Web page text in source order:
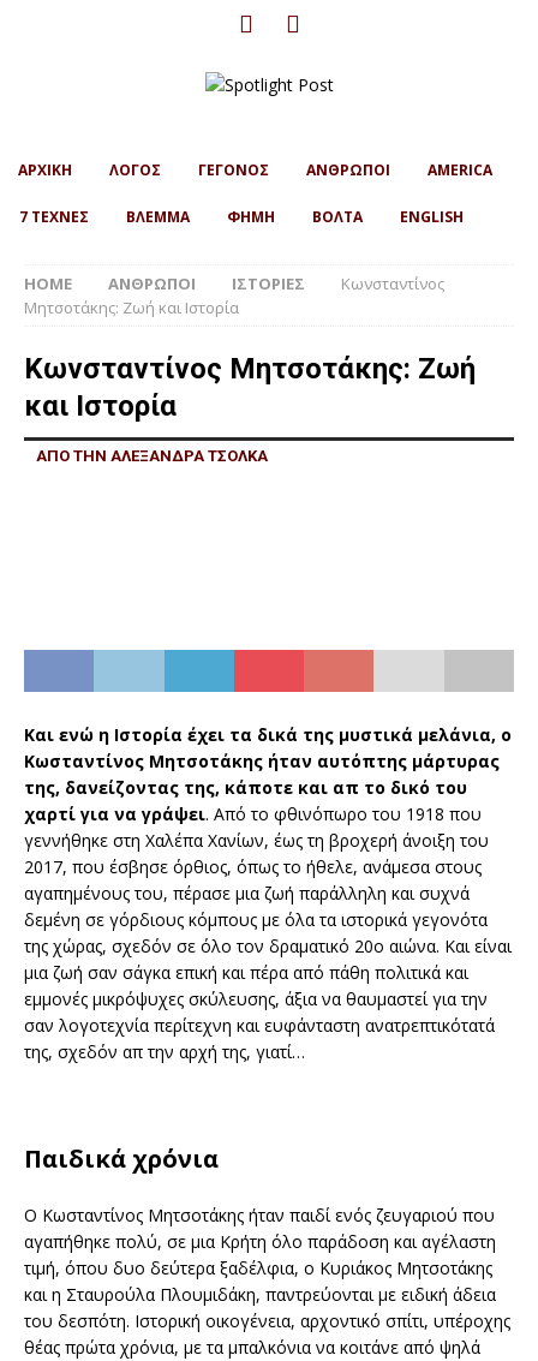
ΑΡΧΙΚΗ ΛΟΓΟΣ ΓΕΓΟΝΟΣ ΑΝΘΡΩΠΟΙ AMERICA
7 ΤΕΧΝΕΣ ΒΛΕΜΜΑ ΦΗΜΗ ΒΟΛΤΑ ENGLISH
HOME ΑΝΘΡΩΠΟΙ ΙΣΤΟΡΙΕΣ
Κωνσταντίνος
Μητσοτάκης: Ζωή και Ιστορία
Κωνσταντίνος Μητσοτάκης: Ζωή
και Ιστορία
ΑΠΟ ΤΗΝ ΑΛΕΞΑΝΔΡΑ ΤΣΟΛΚΑ
Και ενώ η Ιστορία έχει τα δικά της μυστικά μελάνια, ο
Κωσταντίνος Μητσοτάκης ήταν αυτόπτης μάρτυρας
της, δανείζοντας της, κάποτε και απ το δικό του
χαρτί για να γράψει. Από το φθινόπωρο του 1918 που
γεννήθηκε στη Χαλέπα Χανίων, έως τη βροχερή άνοιξη του
2017, που έσβησε όρθιος, όπως το ήθελε, ανάμεσα στους
αγαπημένους του, πέρασε μια ζωή παράλληλη και συχνά
δεμένη σε γόρδιους κόμπους με όλα τα ιστορικά γεγονότα
της χώρας, σχεδόν σε όλο τον δραματικό 20ο αιώνα. Και είναι
μια ζωή σαν σάγκα επική και πέρα από πάθη πολιτικά και
εμμονές μικρόψυχες σκύλευσης, άξια να θαυμαστεί για την
σαν λογοτεχνία περίτεχνη και ευφάνταστη ανατρεπτικότατά
της, σχεδόν απ την αρχή της, γιατί…
Παιδικά χρόνια
Ο Κωσταντίνος Μητσοτάκης ήταν παιδί ενός ζευγαριού που
αγαπήθηκε πολύ, σε μια Κρήτη όλο παράδοση και αγέλαστη
τιμή, όπου δυο δεύτερα ξαδέλφια, ο Κυριάκος Μητσοτάκης
και η Σταυρούλα Πλουμιδάκη, παντρεύονται με ειδική άδεια
του δεσπότη. Ιστορική οικογένεια, αρχοντικό σπίτι, υπέροχης
θέας πρώτα χρόνια, με τα μπαλκόνια να κοιτάνε από ψηλά